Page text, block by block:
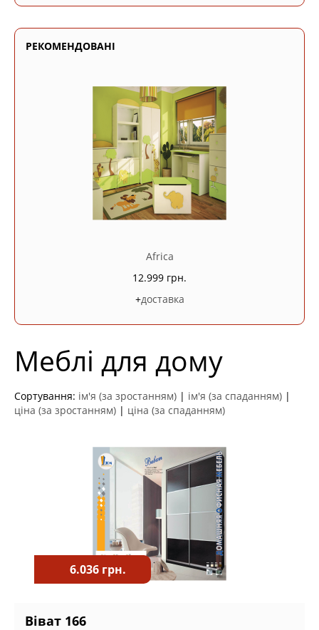
РЕКОМЕНДОВАНІ
Africa
12.999 грн.
+доставка
Меблі для дому
Сортування: ім'я (за зростанням) | ім'я (за спаданням) |
ціна (за зростанням) | ціна (за спаданням)
6.036 грн.
Віват 166